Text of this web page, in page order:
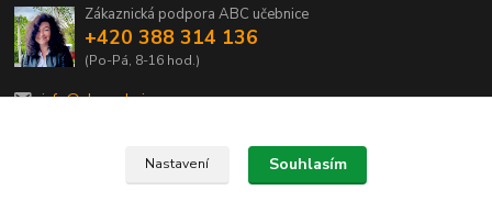
Zákaznická podpora ABC učebnice
+420 388 314 136
(Po-Pá, 8-16 hod.)
info@abcucebnice.cz
Nastavení Souhlasím